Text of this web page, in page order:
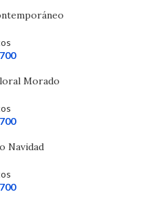
Morado
Navidad